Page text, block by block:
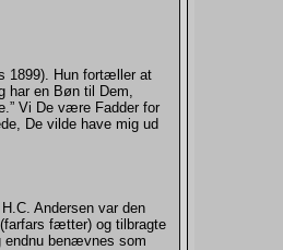
1899). Hun fortæller at
har en Bøn til Dem,
Vi De være Fadder for
De vilde have mig ud
rare Mand.
Andersen var den
fætter) og tilbragte
benævnes som